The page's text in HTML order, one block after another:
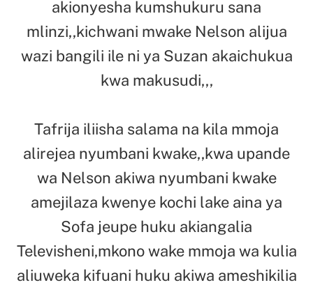
akionyesha kumshukuru sana
mlinzi,,kichwani mwake Nelson alijua
wazi bangili ile ni ya Suzan akaichukua
kwa makusudi,,,
Tafrija iliisha salama na kila mmoja
alirejea nyumbani kwake,,kwa upande
wa Nelson akiwa nyumbani kwake
amejilaza kwenye kochi lake aina ya
Sofa jeupe huku akiangalia
Televisheni,mkono wake mmoja wa kulia
aliuweka kifuani huku akiwa ameshikilia